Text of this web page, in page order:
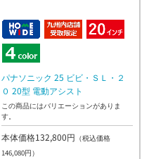
パナソニック 25 ビビ・ＳＬ・２
０ 20型 電動アシスト
この商品にはバリエーションがありま
す。
本体価格132,800円 （税込価格
146,080円）